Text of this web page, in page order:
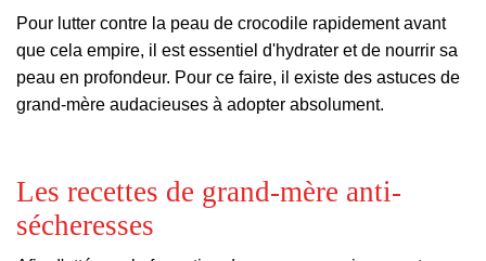
Pour lutter contre la peau de crocodile rapidement avant
que cela empire, il est essentiel d'hydrater et de nourrir sa
peau en profondeur. Pour ce faire, il existe des astuces de
grand-mère audacieuses à adopter absolument.
Les recettes de grand-mère anti-
sécheresses